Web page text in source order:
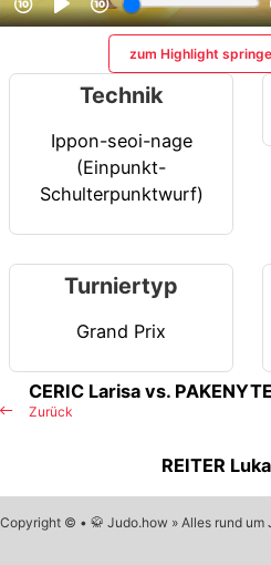
zum Highlight
Technik
Ippon-seoi-nage
(Einpunkt-
Schulterpunktwurf)
Turniertyp
Grand Prix
Zurück
CERIC Larisa vs.
REITER
Copyright © • 🥋 Judo.how » Alles rund um